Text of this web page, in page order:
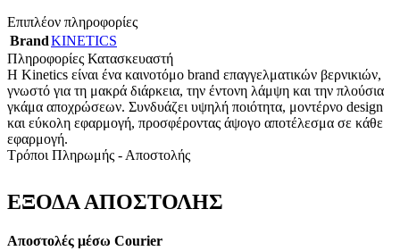
Επιπλέον πληροφορίες
BrandKINETICS
Πληροφορίες Κατασκευαστή
Η Kinetics είναι ένα καινοτόμο brand επαγγελματικών βερνικιών,
γνωστό για τη μακρά διάρκεια, την έντονη λάμψη και την πλούσια
γκάμα αποχρώσεων. Συνδυάζει υψηλή ποιότητα, μοντέρνο design
και εύκολη εφαρμογή, προσφέροντας άψογο αποτέλεσμα σε κάθε
εφαρμογή.
Τρόποι Πληρωμής - Αποστολής
ΕΞΟΔΑ ΑΠΟΣΤΟΛΗΣ
Αποστολές μέσω Courier